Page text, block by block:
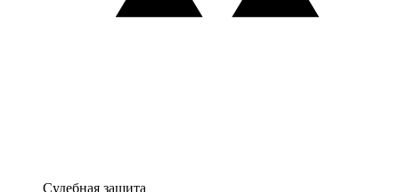
Услуги
Судебная защита